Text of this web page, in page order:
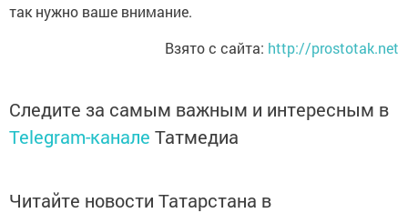
так нужно ваше внимание.
Взято с сайта: http://prostotak.net
Следите за самым важным и интересным в
Telegram-канале Татмедиа
Читайте новости Татарстана в